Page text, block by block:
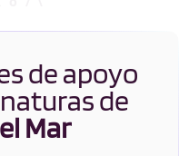
de apoyo
de
Mar